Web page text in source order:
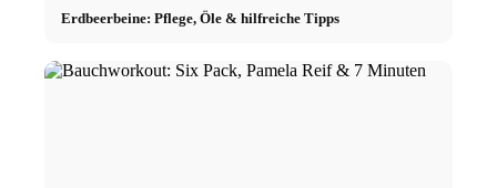
Erdbeerbeine: Pflege, Öle & hilfreiche Tipps